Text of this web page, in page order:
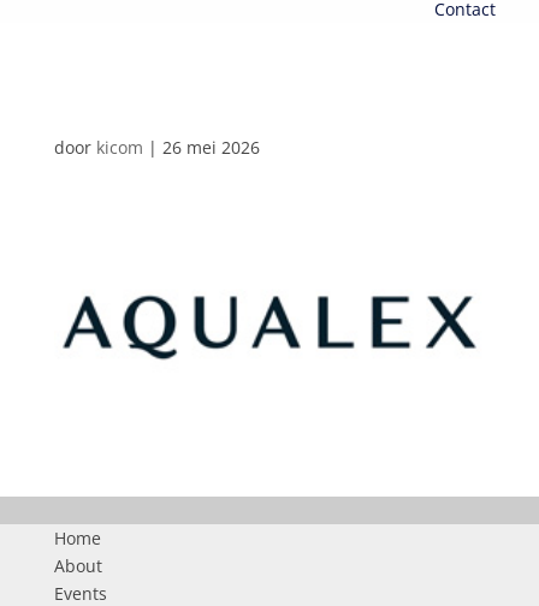
Contact
door kicom | 26 mei 2026
Home
About
Events